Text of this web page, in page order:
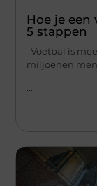
Hoe je
5 stappen
Voetbal is
miljoenen
...